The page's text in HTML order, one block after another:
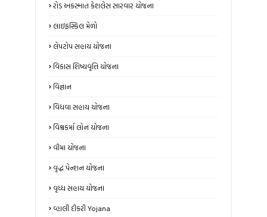
રોડ અકસ્માત કેશલેસ સારવાર યોજના
લાઇફસ્કિલ મેળો
લેપટોપ સહાય યોજના
વિકાસ શિષ્યવૃત્તિ યોજના
વિજ્ઞાન
વિધવા સહાય યોજના
વિશ્વકર્મા લોન યોજના
વીમા યોજના
વૃદ્ધ પેન્શન યોજના
વૃધ્ધ સહાય યોજના
વ્હાલી દીકરી Yojana